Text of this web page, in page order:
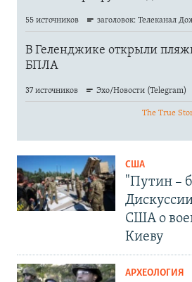
США
"Путин –
США о
Киеву
АРХЕОЛОГИЯ